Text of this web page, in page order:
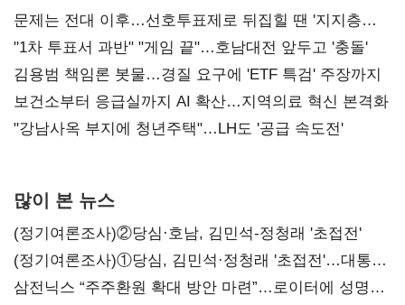
문제는 전대 이후…선호투표제로 뒤집힐 땐 '지지층
불복'
"1차 투표서 과반" "게임 끝"…호남대전 앞두고 '충돌'
김용범 책임론 봇물…경질 요구에 'ETF 특검' 주장까지
보건소부터 응급실까지 AI 확산…지역의료 혁신 본격화
"강남사옥 부지에 청년주택"…LH도 '공급 속도전'
많이 본 뉴스
(정기여론조사)②당심·호남, 김민석-정청래 '초접전'
(정기여론조사)①당심, 김민석·정청래 '초접전'…대통령
지지도 '50% 아래로'(종합)
삼전닉스 “주주환원 확대 방안 마련”…로이터에 성명